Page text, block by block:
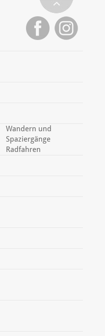
Wandern und
Spaziergänge
Radfahren